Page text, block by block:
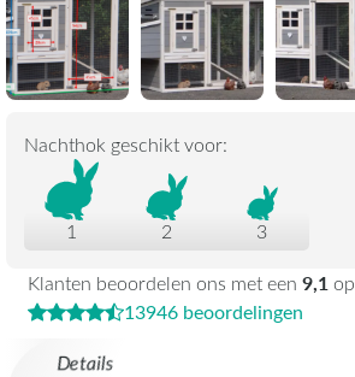
Details
Nachthok geschikt voor:
1 2 3
Klanten beoordelen ons met een 9,1 op
13946 beoordelingen